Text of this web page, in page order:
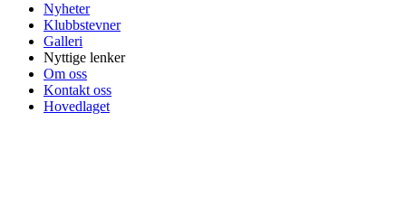
Nyheter
Klubbstevner
Galleri
Nyttige lenker
Om oss
Kontakt oss
Hovedlaget